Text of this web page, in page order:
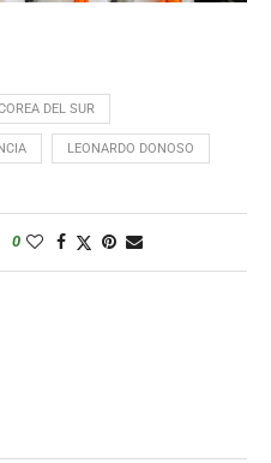
DEL SUR
LEONARDO DONOSO
0